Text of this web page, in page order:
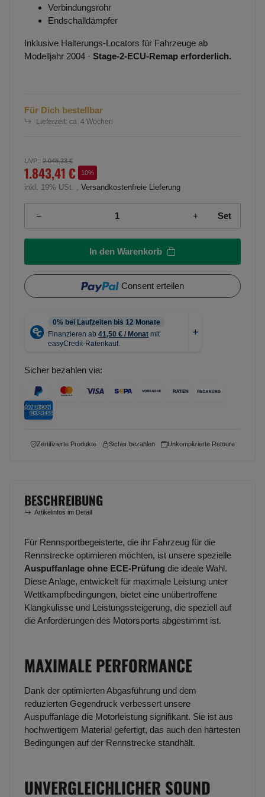
Verbindungsrohr
Endschalldämpfer
Inklusive Halterungs-Locators für Fahrzeuge ab
Modelljahr 2004 · Stage-2-ECU-Remap erforderlich.
Für Dich bestellbar
Lieferzeit: ca. 4 Wochen
UVP:: 2.048,23 €
1.843,41 € 10%
inkl. 19% USt. , Versandkostenfreie Lieferung
Set
In den Warenkorb
Consent erteilen
Sicher bezahlen via:
Zertifizierte Produkte Sicher bezahlen Unkomplizierte Retoure
BESCHREIBUNG
Artikelinfos im Detail
Für Rennsportbegeisterte, die ihr Fahrzeug für die
Rennstrecke optimieren möchten, ist unsere spezielle
Auspuffanlage ohne ECE-Prüfung die ideale Wahl.
Diese Anlage, entwickelt für maximale Leistung unter
Wettkampfbedingungen, bietet eine unübertroffene
Klangkulisse und Leistungssteigerung, die speziell auf
die Anforderungen des Motorsports abgestimmt ist.
MAXIMALE PERFORMANCE
Dank der optimierten Abgasführung und dem
reduzierten Gegendruck verbessert unsere
Auspuffanlage die Motorleistung signifikant. Sie ist aus
hochwertigem Material gefertigt, das auch den härtesten
Bedingungen auf der Rennstrecke standhält.
UNVERGLEICHLICHER SOUND